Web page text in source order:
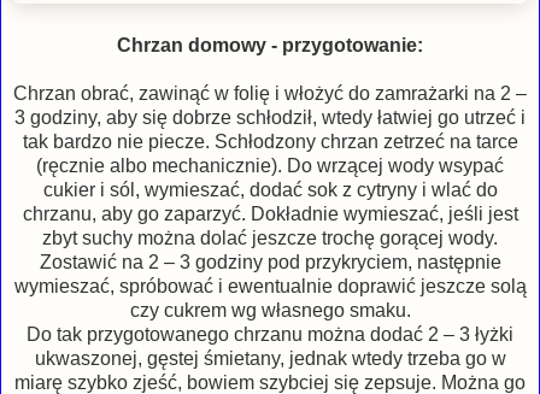
Chrzan domowy - przygotowanie:
Chrzan obrać, zawinąć w folię i włożyć do zamrażarki na 2 –
3 godziny, aby się dobrze schłodził, wtedy łatwiej go utrzeć i
tak bardzo nie piecze. Schłodzony chrzan zetrzeć na tarce
(ręcznie albo mechanicznie). Do wrzącej wody wsypać
cukier i sól, wymieszać, dodać sok z cytryny i wlać do
chrzanu, aby go zaparzyć. Dokładnie wymieszać, jeśli jest
zbyt suchy można dolać jeszcze trochę gorącej wody.
Zostawić na 2 – 3 godziny pod przykryciem, następnie
wymieszać, spróbować i ewentualnie doprawić jeszcze solą
czy cukrem wg własnego smaku.
Do tak przygotowanego chrzanu można dodać 2 – 3 łyżki
ukwaszonej, gęstej śmietany, jednak wtedy trzeba go w
miarę szybko zjeść, bowiem szybciej się zepsuje. Można go